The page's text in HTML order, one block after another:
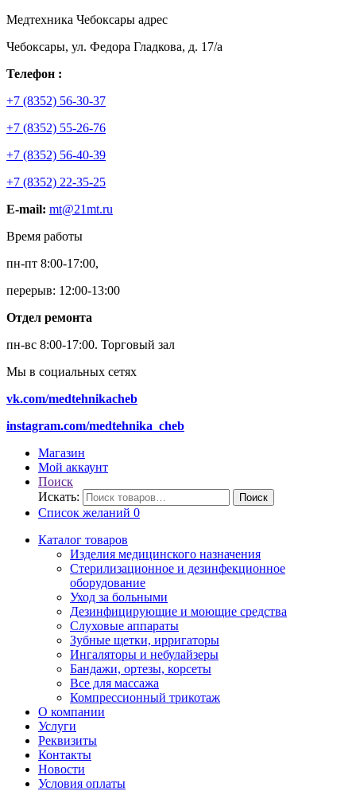
Медтехника Чебоксары адрес
Чебоксары, ул. Федора Гладкова, д. 17/а
Телефон :
+7 (8352) 56-30-37
+7 (8352) 55-26-76
+7 (8352) 56-40-39
+7 (8352) 22-35-25
E-mail: mt@21mt.ru
Время работы
пн-пт 8:00-17:00,
перерыв: 12:00-13:00
Отдел ремонта
пн-вс 8:00-17:00. Торговый зал
Мы в социальных сетях
vk.com/medtehnikacheb
instagram.com/medtehnika_cheb
Магазин
Мой аккаунт
Поиск
Искать:
Поиск
Список желаний 0
Каталог товаров
Изделия медицинского назначения
Стерилизационное и дезинфекционное
оборудование
Уход за больными
Дезинфицирующие и моющие средства
Слуховые аппараты
Зубные щетки, ирригаторы
Ингаляторы и небулайзеры
Бандажи, ортезы, корсеты
Все для массажа
Компрессионный трикотаж
О компании
Услуги
Реквизиты
Контакты
Новости
Условия оплаты